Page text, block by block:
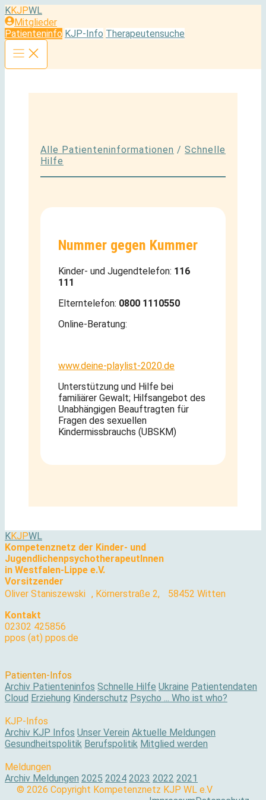
Zum
Inhalt
springen
KKJPWL
Mitglieder
Patienteninfo KJP-Info Therapeutensuche
Alle Patienteninformationen / Schnelle
Hilfe
Nummer gegen Kummer
Kinder- und Jugendtelefon: 116
111
Elterntelefon: 0800 1110550
Online-Beratung:
www.deine-playlist-2020.de
Unterstützung und Hilfe bei
familiärer Gewalt; Hilfsangebot des
Unabhängigen Beauftragten für
Fragen des sexuellen
Kindermissbrauchs (UBSKM)
KKJPWL
Kompetenznetz der Kinder- und
JugendlichenpsychotherapeutInnen
in Westfalen-Lippe e.V.
Vorsitzender
Oliver Staniszewski , Körnerstraße 2, 58452 Witten
Kontakt
02302 425856
ppos (at) ppos.de
Patienten-Infos
Archiv Patienteninfos Schnelle Hilfe Ukraine Patientendaten
Cloud Erziehung Kinderschutz Psycho ... Who ist who?
KJP-Infos
Archiv KJP Infos Unser Verein Aktuelle Meldungen
Gesundheitspolitik Berufspolitik Mitglied werden
Meldungen
Archiv Meldungen 2025 2024 2023 2022 2021
© 2026 Copyright Kompetenznetz KJP WL e.V